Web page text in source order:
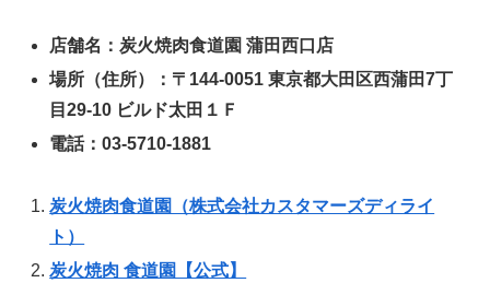
店舗名：炭火焼肉食道園 蒲田西口店
場所（住所）：〒144-0051 東京都大田区西蒲田7丁
目29-10 ビルド太田１Ｆ
電話：03-5710-1881
炭火焼肉食道園（株式会社カスタマーズディライ
ト）
炭火焼肉 食道園【公式】